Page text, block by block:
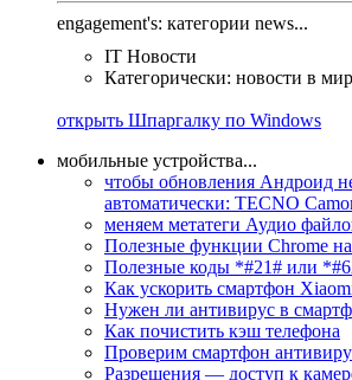
engagement's: категории news...
IT Новости
Категорически: новости в
открыть Шпаргалку по Windows
мобильные устройства...
чтобы обновления Андроид
автоматически: TECNO
меняем метатеги Аудио
Полезные функции Chrome
Полезные коды *#21# или
Как ускорить смартфон
Нужен ли антивирус в
Как почистить кэш телефона
Проверим смартфон
Разрешения — доступ к